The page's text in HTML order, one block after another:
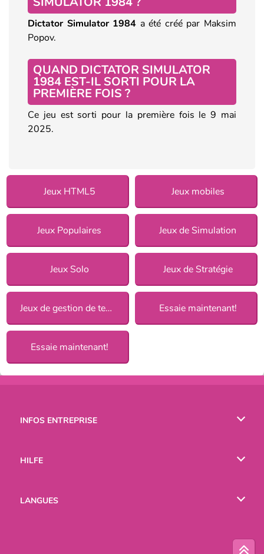
Dictator Simulator 1984 a été créé par Maksim
Popov.
QUAND DICTATOR SIMULATOR
1984 EST-IL SORTI POUR LA
PREMIÈRE FOIS ?
Ce jeu est sorti pour la première fois le 9 mai
2025.
Jeux HTML5 Jeux mobiles
Jeux Populaires Jeux de Simulation
Jeux Solo Jeux de Stratégie
Jeux de gestion de temps Essaie maintenant!
Essaie maintenant!
INFOS ENTREPRISE
HILFE
LANGUES